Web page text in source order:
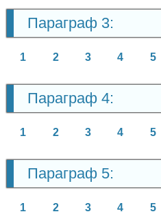
Параграф 3:
1 2 3 4 5
Параграф 4:
1 2 3 4 5
Параграф 5:
1 2 3 4 5